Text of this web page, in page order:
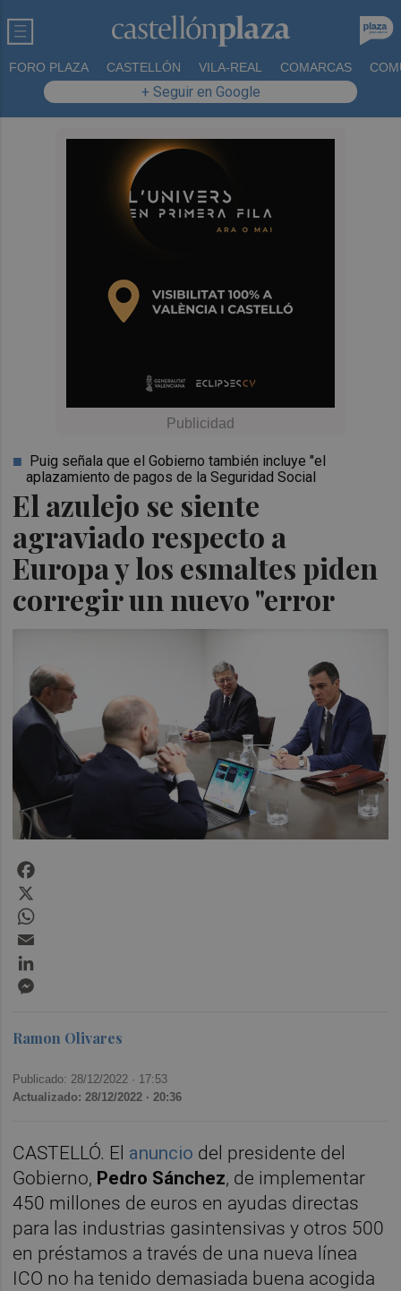
FORO PLAZA CASTELLÓN VILA-REAL COMARCAS
+ Seguir en Google
El azulejo se siente
agraviado respecto a
Europa y los esmaltes piden
corregir un nuevo "error
Puig señala que el Gobierno también incluye "el
aplazamiento de pagos de la Seguridad Social
Ramon Olivares
Publicado: 28/12/2022 · 17:53
Actualizado: 28/12/2022 · 20:36
CASTELLÓ. El anuncio del presidente del
Gobierno, Pedro Sánchez, de implementar
450 millones de euros en ayudas directas
para las industrias gasintensivas y otros 500
en préstamos a través de una nueva línea
ICO no ha tenido demasiada buena acogida